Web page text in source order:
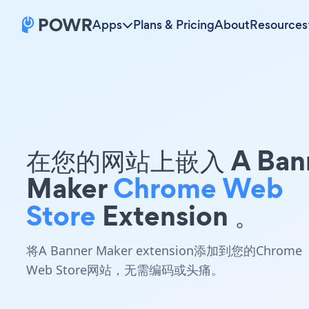
Apps Plans & PricingAboutResources
在您的网站上嵌入 A
MakerChrome Web
Store Extension 。
将A Banner Maker extension添加到您的Chrome
Web Store网站，无需编码或头痛。